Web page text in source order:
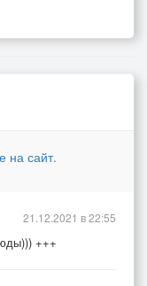
на сайт.
+++
21.12.2021 в 22:55